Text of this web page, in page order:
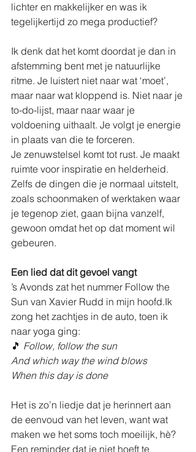
lichter en makkelijker en was ik
tegelijkertijd zo mega productief?
Ik denk dat het komt doordat je dan in
afstemming bent met je natuurlijke
ritme. Je luistert niet naar wat ‘moet’,
maar naar wat kloppend is. Niet naar je
to-do-lijst, maar naar waar je
voldoening uithaalt. Je volgt je energie
in plaats van die te forceren.
Je zenuwstelsel komt tot rust. Je maakt
ruimte voor inspiratie en helderheid.
Zelfs de dingen die je normaal uitstelt,
zoals schoonmaken of werktaken waar
je tegenop ziet, gaan bijna vanzelf,
gewoon omdat het op dat moment wil
gebeuren.
Een lied dat dit gevoel vangt
’s Avonds zat het nummer Follow the
Sun van Xavier Rudd in mijn hoofd.Ik
zong het zachtjes in de auto, toen ik
naar yoga ging:
🎵 Follow, follow the sun
And which way the wind blows
When this day is done
Het is zo’n liedje dat je herinnert aan
de eenvoud van het leven, want wat
maken we het soms toch moeilijk, hè?
Een reminder dat je niet hoeft te